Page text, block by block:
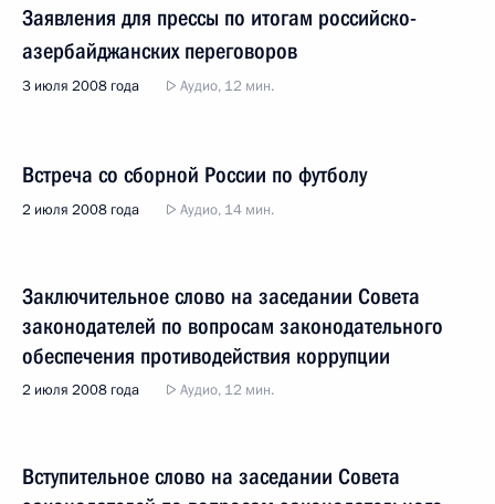
Заявления для прессы по итогам российско-
азербайджанских переговоров
3 июля 2008 года Аудио, 12 мин.
Встреча со сборной России по футболу
2 июля 2008 года Аудио, 14 мин.
Заключительное слово на заседании Совета
законодателей по вопросам законодательного
обеспечения противодействия коррупции
2 июля 2008 года Аудио, 12 мин.
Вступительное слово на заседании Совета